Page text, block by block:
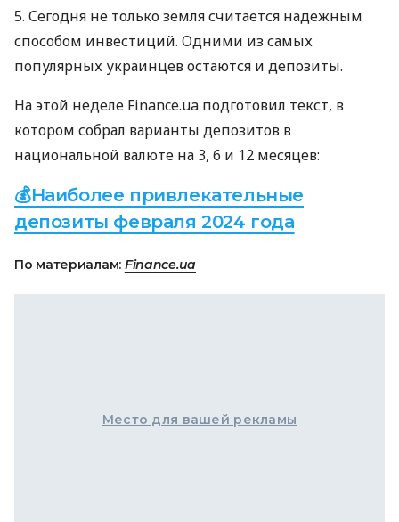
5. Сегодня не только земля считается надежным
способом инвестиций. Одними из самых
популярных украинцев остаются и депозиты.
На этой неделе Finance.ua подготовил текст, в
котором собрал варианты депозитов в
национальной валюте на 3, 6 и 12 месяцев:
💰Наиболее привлекательные
депозиты февраля 2024 года
По материалам: Finance.ua
Место для вашей рекламы